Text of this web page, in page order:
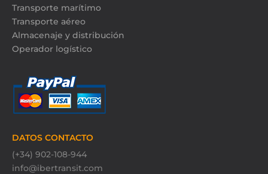
Transporte marítimo
Transporte aéreo
Almacenaje y distribución
Operador logístico
DATOS CONTACTO
(+34) 902-108-944
info@ibertransit.com